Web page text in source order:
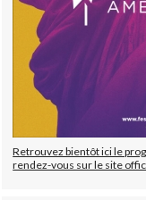
Retrouvez bientôt ici le
rendez-vous sur le site